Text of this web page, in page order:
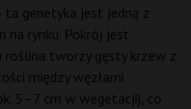
ta genetyka jest jedną z
na rynku. Pokrój jest
roślina tworzy gęsty krzew z
między węzłami
5–7 cm w wegetacji), co